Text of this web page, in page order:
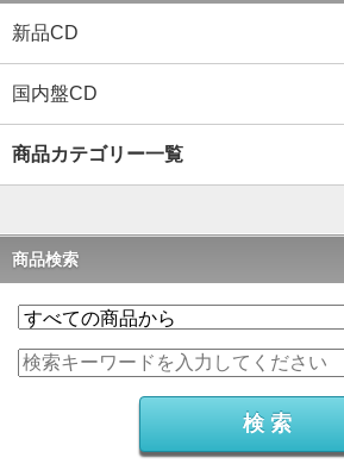
新品CD
国内盤CD
商品カテゴリー一覧
商品検索